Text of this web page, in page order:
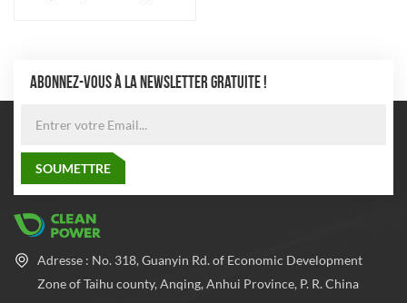
ABONNEZ-VOUS À LA NEWSLETTER GRATUITE !
Adresse : No. 318, Guanyin Rd. of Economic Development
Zone of Taihu county, Anqing, Anhui Province, P. R. China